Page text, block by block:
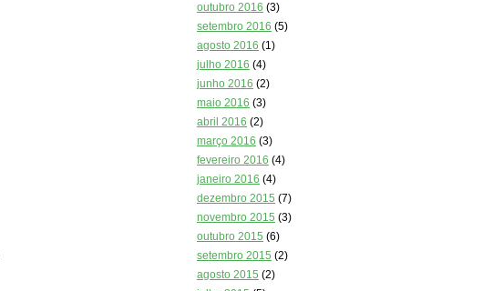
outubro 2016 (3)
setembro 2016 (5)
agosto 2016 (1)
julho 2016 (4)
junho 2016 (2)
maio 2016 (3)
abril 2016 (2)
março 2016 (3)
fevereiro 2016 (4)
janeiro 2016 (4)
dezembro 2015 (7)
novembro 2015 (3)
outubro 2015 (6)
setembro 2015 (2)
agosto 2015 (2)